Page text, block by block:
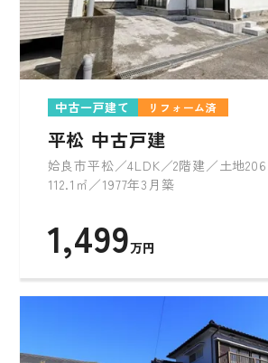
中古一戸建て リフォーム済
平松 中古戸建
姶良市平松／4LDK／2階建／土地
112.1㎡／1977年3月築
1,499万円